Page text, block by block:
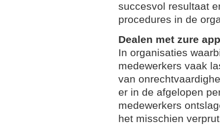
succesvol resultaat
procedures in de
Dealen met zure
In organisaties
medewerkers vaak
van
er in de afgelopen
medewerkers
het misschien